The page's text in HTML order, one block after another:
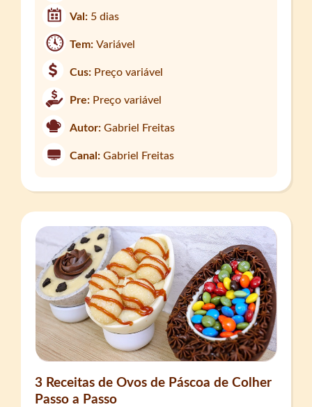
Val: 5 dias
Tem:Variável
Cus: Preço variável
Pre: Preço variável
Autor: Gabriel Freitas
Canal: Gabriel Freitas
3 Receitas de Ovos de Páscoa de Colher
Passo a Passo